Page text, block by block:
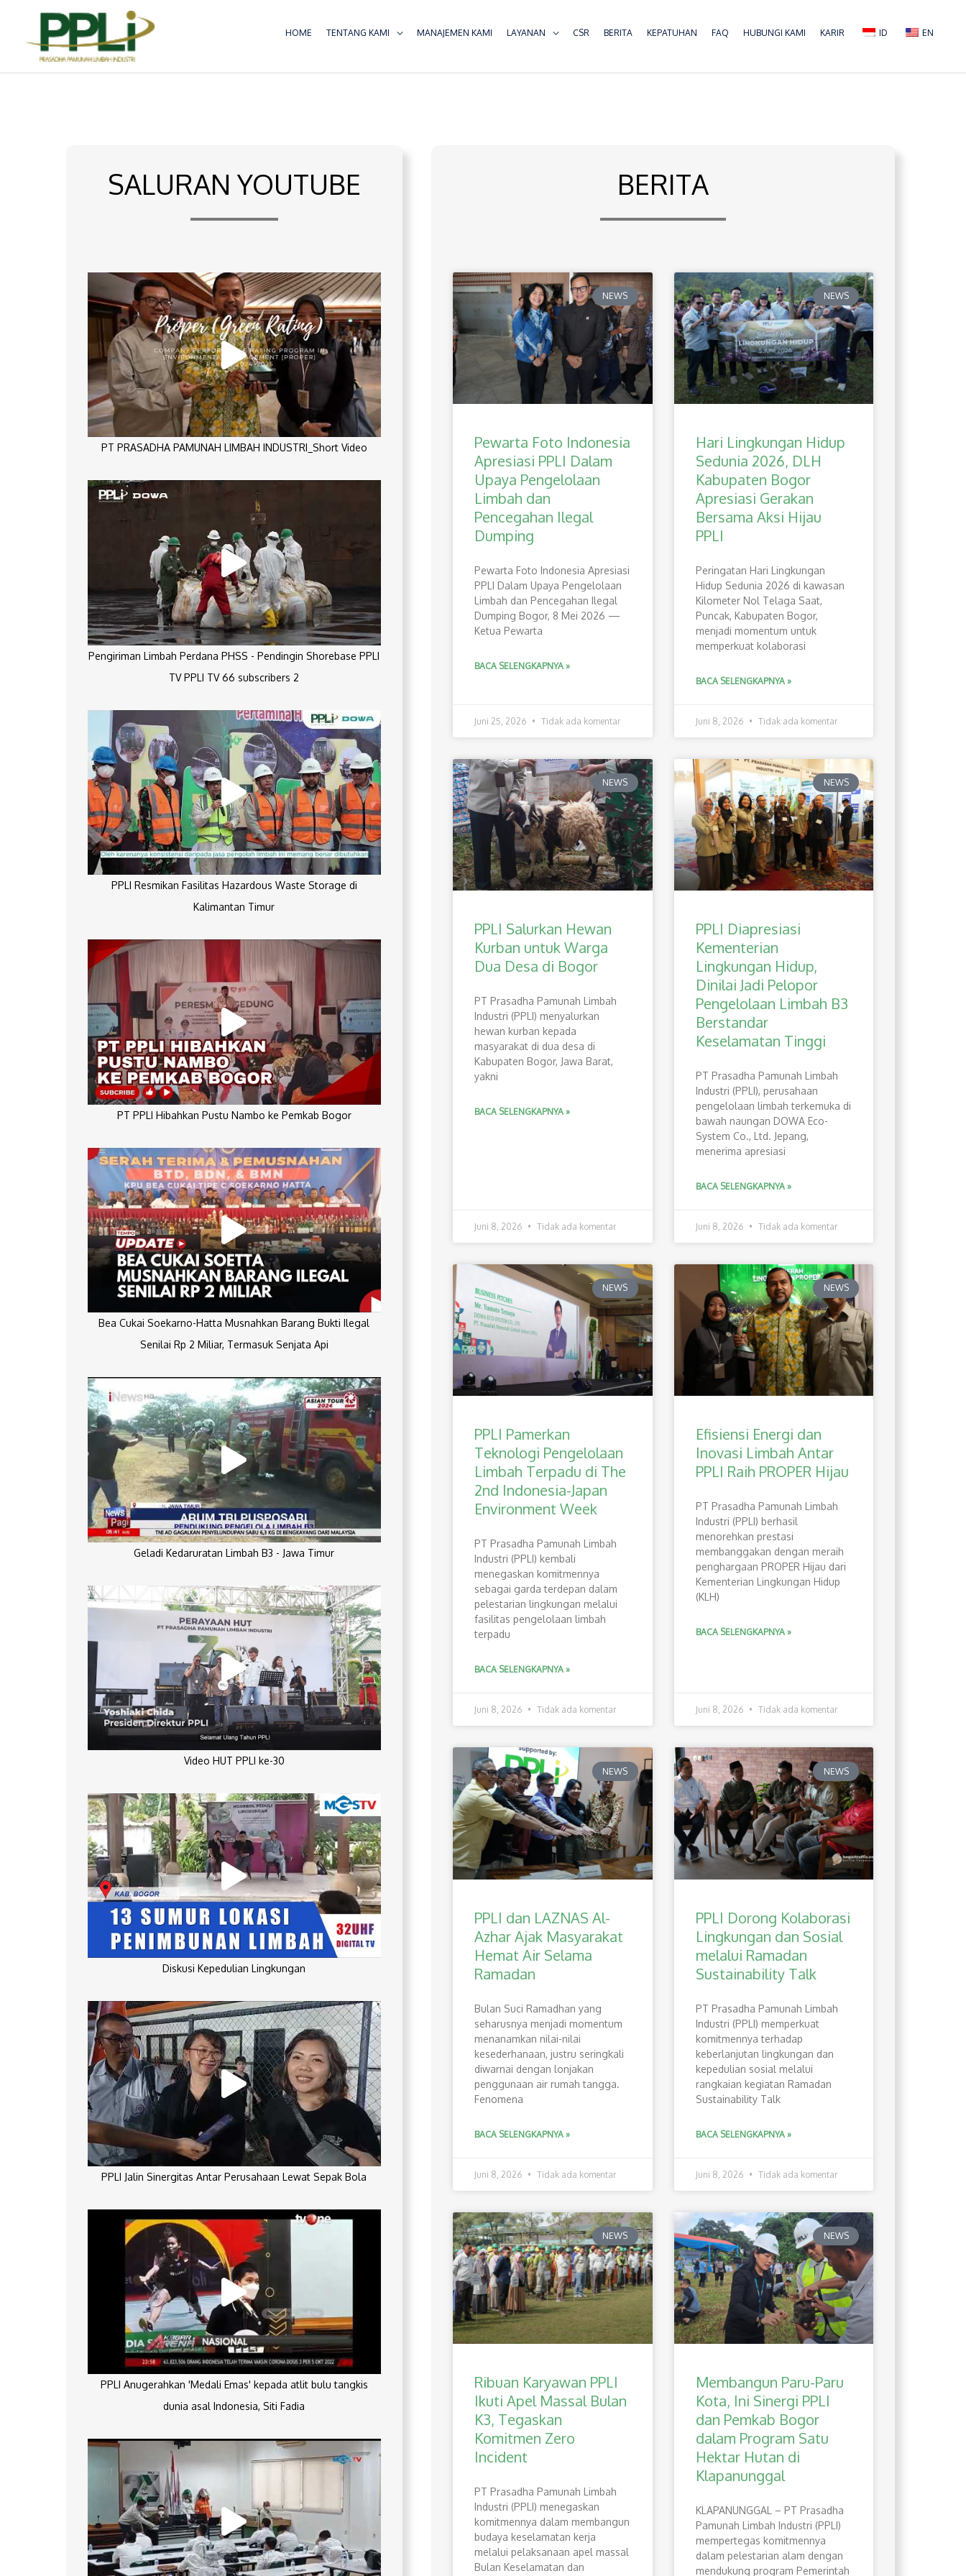
konten
HOME TENTANG KAMI MANAJEMEN KAMI LAYANAN CSR BERITA KEPATUHAN FAQ HUBUNGI KAMI KARIR ID EN
SALURAN YOUTUBE
PT PRASADHA PAMUNAH LIMBAH INDUSTRI_Short Video
Pengiriman Limbah Perdana PHSS - Pendingin Shorebase PPLI
TV PPLI TV 66 subscribers 2
PPLI Resmikan Fasilitas Hazardous Waste Storage di
Kalimantan Timur
PT PPLI Hibahkan Pustu Nambo ke Pemkab Bogor
Bea Cukai Soekarno-Hatta Musnahkan Barang Bukti Ilegal
Senilai Rp 2 Miliar, Termasuk Senjata Api
Geladi Kedaruratan Limbah B3 - Jawa Timur
Video HUT PPLI ke-30
Diskusi Kepedulian Lingkungan
PPLI Jalin Sinergitas Antar Perusahaan Lewat Sepak Bola
PPLI Anugerahkan 'Medali Emas' kepada atlit bulu tangkis
dunia asal Indonesia, Siti Fadia
BERITA
NEWS
Pewarta Foto Indonesia
Apresiasi PPLI Dalam
Upaya Pengelolaan
Limbah dan
Pencegahan Ilegal
Dumping
Pewarta Foto Indonesia Apresiasi
PPLI Dalam Upaya Pengelolaan
Limbah dan Pencegahan Ilegal
Dumping Bogor, 8 Mei 2026 —
Ketua Pewarta
BACA SELENGKAPNYA »
Juni 25, 2026 Tidak ada komentar
NEWS
Hari Lingkungan Hidup
Sedunia 2026, DLH
Kabupaten Bogor
Apresiasi Gerakan
Bersama Aksi Hijau
PPLI
Peringatan Hari Lingkungan
Hidup Sedunia 2026 di kawasan
Kilometer Nol Telaga Saat,
Puncak, Kabupaten Bogor,
menjadi momentum untuk
memperkuat kolaborasi
BACA SELENGKAPNYA »
Juni 8, 2026 Tidak ada komentar
NEWS
PPLI Salurkan Hewan
Kurban untuk Warga
Dua Desa di Bogor
PT Prasadha Pamunah Limbah
Industri (PPLI) menyalurkan
hewan kurban kepada
masyarakat di dua desa di
Kabupaten Bogor, Jawa Barat,
yakni
BACA SELENGKAPNYA »
Juni 8, 2026 Tidak ada komentar
NEWS
PPLI Diapresiasi
Kementerian
Lingkungan Hidup,
Dinilai Jadi Pelopor
Pengelolaan Limbah B3
Berstandar
Keselamatan Tinggi
PT Prasadha Pamunah Limbah
Industri (PPLI), perusahaan
pengelolaan limbah terkemuka di
bawah naungan DOWA Eco-
System Co., Ltd. Jepang,
menerima apresiasi
BACA SELENGKAPNYA »
Juni 8, 2026 Tidak ada komentar
NEWS
PPLI Pamerkan
Teknologi Pengelolaan
Limbah Terpadu di The
2nd Indonesia-Japan
Environment Week
PT Prasadha Pamunah Limbah
Industri (PPLI) kembali
menegaskan komitmennya
sebagai garda terdepan dalam
pelestarian lingkungan melalui
fasilitas pengelolaan limbah
terpadu
BACA SELENGKAPNYA »
Juni 8, 2026 Tidak ada komentar
NEWS
Efisiensi Energi dan
Inovasi Limbah Antar
PPLI Raih PROPER Hijau
PT Prasadha Pamunah Limbah
Industri (PPLI) berhasil
menorehkan prestasi
membanggakan dengan meraih
penghargaan PROPER Hijau dari
Kementerian Lingkungan Hidup
(KLH)
BACA SELENGKAPNYA »
Juni 8, 2026 Tidak ada komentar
NEWS
PPLI dan LAZNAS Al-
Azhar Ajak Masyarakat
Hemat Air Selama
Ramadan
Bulan Suci Ramadhan yang
seharusnya menjadi momentum
menanamkan nilai-nilai
kesederhanaan, justru seringkali
diwarnai dengan lonjakan
penggunaan air rumah tangga.
Fenomena
BACA SELENGKAPNYA »
Juni 8, 2026 Tidak ada komentar
NEWS
PPLI Dorong Kolaborasi
Lingkungan dan Sosial
melalui Ramadan
Sustainability Talk
PT Prasadha Pamunah Limbah
Industri (PPLI) memperkuat
komitmennya terhadap
keberlanjutan lingkungan dan
kepedulian sosial melalui
rangkaian kegiatan Ramadan
Sustainability Talk
BACA SELENGKAPNYA »
Juni 8, 2026 Tidak ada komentar
NEWS
Ribuan Karyawan PPLI
Ikuti Apel Massal Bulan
K3, Tegaskan
Komitmen Zero
Incident
PT Prasadha Pamunah Limbah
Industri (PPLI) menegaskan
komitmennya dalam membangun
budaya keselamatan kerja
melalui pelaksanaan apel massal
Bulan Keselamatan dan
NEWS
Membangun Paru-Paru
Kota, Ini Sinergi PPLI
dan Pemkab Bogor
dalam Program Satu
Hektar Hutan di
Klapanunggal
​KLAPANUNGGAL – PT Prasadha
Pamunah Limbah Industri (PPLI)
mempertegas komitmennya
dalam pelestarian alam dengan
mendukung program Pemerintah